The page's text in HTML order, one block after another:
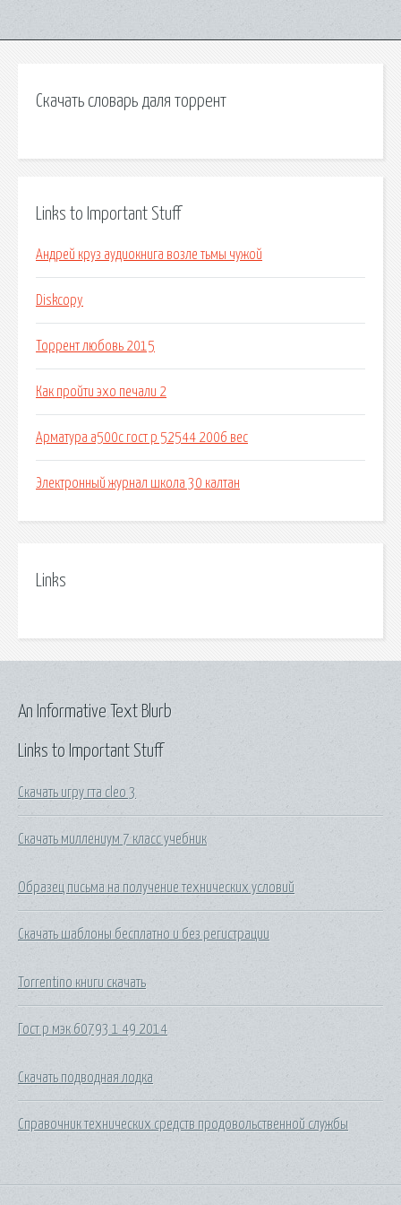
Скачать словарь даля торрент
Links to Important Stuff
Андрей круз аудиокнига возле тьмы чужой
Diskcopy
Торрент любовь 2015
Как пройти эхо печали 2
Арматура а500с гост р 52544 2006 вес
Электронный журнал школа 30 калтан
Links
Links to Important Stuff
Скачать игру гта cleo 3
Скачать миллениум 7 класс учебник
Образец письма на получение технических условий
Скачать шаблоны бесплатно и без регистрации
Torrentino книги скачать
Гост р мэк 60793 1 49 2014
Скачать подводная лодка
Справочник технических средств продовольственной службы
An Informative Text Blurb